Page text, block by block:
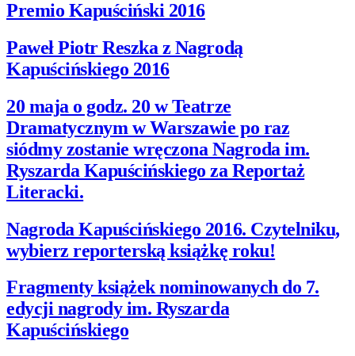
Premio Kapuściński 2016
Paweł Piotr Reszka z Nagrodą
Kapuścińskiego 2016
20 maja o godz. 20 w Teatrze
Dramatycznym w Warszawie po raz
siódmy zostanie wręczona Nagroda im.
Ryszarda Kapuścińskiego za Reportaż
Literacki.
Nagroda Kapuścińskiego 2016. Czytelniku,
wybierz reporterską książkę roku!
Fragmenty książek nominowanych do 7.
edycji nagrody im. Ryszarda
Kapuścińskiego